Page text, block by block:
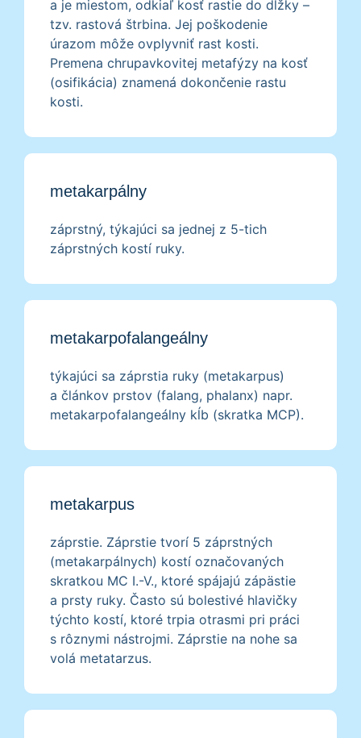
a je miestom, odkiaľ kosť rastie do dĺžky –
tzv. rastová štrbina. Jej poškodenie
úrazom môže ovplyvniť rast kosti.
Premena chrupavkovitej metafýzy na kosť
(osifikácia) znamená dokončenie rastu
kosti.
metakarpálny
záprstný, týkajúci sa jednej z 5-tich
záprstných kostí ruky.
metakarpofalangeálny
týkajúci sa záprstia ruky (metakarpus)
a článkov prstov (falang, phalanx) napr.
metakarpofalangeálny kĺb (skratka MCP).
metakarpus
záprstie. Záprstie tvorí 5 záprstných
(metakarpálnych) kostí označovaných
skratkou MC I.-V., ktoré spájajú zápästie
a prsty ruky. Často sú bolestivé hlavičky
týchto kostí, ktoré trpia otrasmi pri práci
s rôznymi nástrojmi. Záprstie na nohe sa
volá metatarzus.